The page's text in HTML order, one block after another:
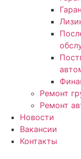
Ремонт
Ремонт
Новости
Вакансии
Контакты